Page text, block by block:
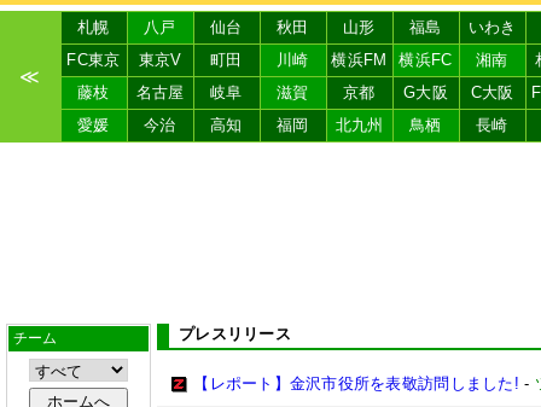
≪
札幌 八戸 仙台 秋田 山形 福島
いわき
FC東京
東京V 町田 川崎 横浜FM 横浜FC 湘南
藤枝
名古屋 岐阜 滋賀 京都 G大阪 C大阪
愛媛
今治 高知 福岡 北九州 鳥栖 長崎
チーム プレスリリース
【レポート】金沢市役所を表敬訪問しました! -